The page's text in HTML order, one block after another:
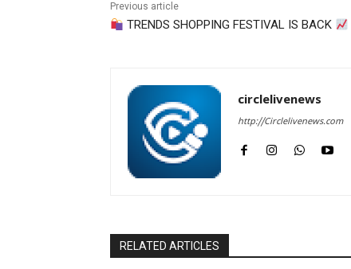
Previous article
TRENDS SHOPPING FESTIVAL IS BACK
circlelivenews
http://Circlelivenews.com
RELATED ARTICLES